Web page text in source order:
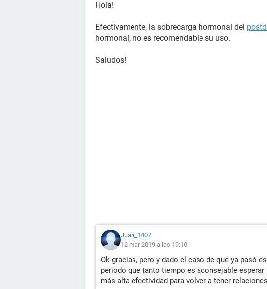
Hola!
Efectivamente, la sobrecarga hormonal del
hormonal, no es recomendable su uso.
Saludos!
Juan_1407
12 mar 2019 a las 19:10
Ok gracias, pero y dado el caso de que ya pasó
periodo que tanto tiempo es aconsejable
más alta efectividad para volver a tener